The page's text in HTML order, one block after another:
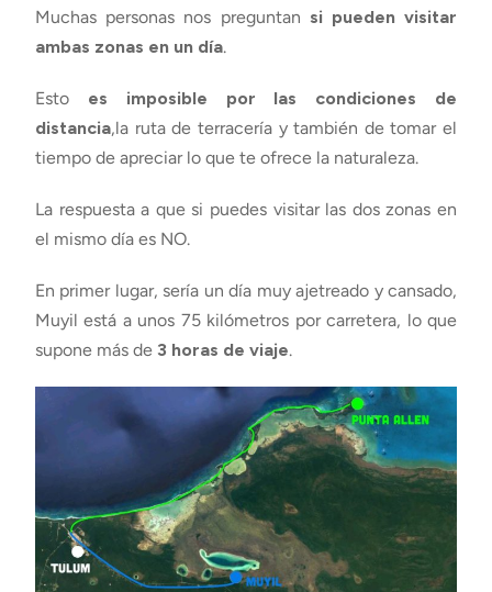
Muchas personas nos preguntan si pueden visitar
ambas zonas en un día.
Esto es imposible por las condiciones de
distancia,la ruta de terracería y también de tomar el
tiempo de apreciar lo que te ofrece la naturaleza.
La respuesta a que si puedes visitar las dos zonas en
el mismo día es NO.
En primer lugar, sería un día muy ajetreado y cansado,
Muyil está a unos 75 kilómetros por carretera, lo que
supone más de 3 horas de viaje.